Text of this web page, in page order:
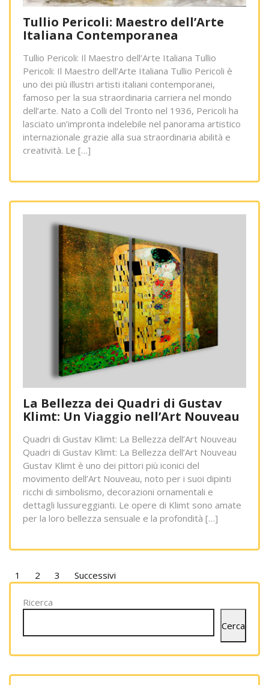
Tullio Pericoli: Maestro dell’Arte
Italiana Contemporanea
Tullio Pericoli: Il Maestro dell’Arte Italiana Tullio
Pericoli: Il Maestro dell’Arte Italiana Tullio Pericoli è
uno dei più illustri artisti italiani contemporanei,
famoso per la sua straordinaria carriera nel mondo
dell’arte. Nato a Colli del Tronto nel 1936, Pericoli ha
lasciato un’impronta indelebile nel panorama artistico
internazionale grazie alla sua straordinaria abilità e
creatività. Le […]
La Bellezza dei Quadri di Gustav
Klimt: Un Viaggio nell’Art Nouveau
Quadri di Gustav Klimt: La Bellezza dell’Art Nouveau
Quadri di Gustav Klimt: La Bellezza dell’Art Nouveau
Gustav Klimt è uno dei pittori più iconici del
movimento dell’Art Nouveau, noto per i suoi dipinti
ricchi di simbolismo, decorazioni ornamentali e
dettagli lussureggianti. Le opere di Klimt sono amate
per la loro bellezza sensuale e la profondità […]
Paginazione
degli
articoli
1 2 3 Successivi
Ricerca
Cerca